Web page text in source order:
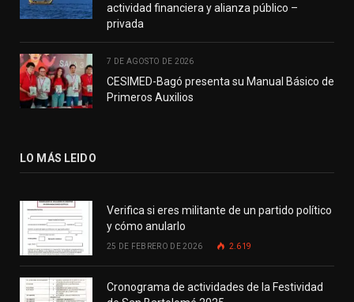
actividad financiera y alianza público –
privada
7 DE AGOSTO DE 2026
CESIMED-Bagó presenta su Manual Básico de
Primeros Auxilios
LO MÁS LEIDO
Verifica si eres militante de un partido político
y cómo anularlo
25 DE FEBRERO DE 2026 2.619
Cronograma de actividades de la Festividad